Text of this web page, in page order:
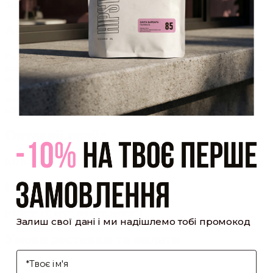
Закрити
Акаунт створено
Ви зареєструвалися на сайтіHipster.coffeeroasters і вже
можете користуватися особистим кабінетом, щоб отримувати
знижки та відстежувати історію замовлень!
[cf7form cf7key="wholesale-popup"]
Обсмажування кави
Залиш свої дані і ми надішлемо тобі промокод
І'мя